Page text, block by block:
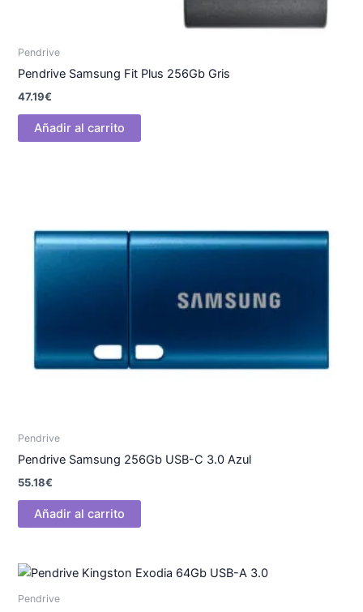
Pendrive
Pendrive Samsung Fit Plus 256Gb Gris
47.19€
Añadir al carrito
Pendrive
Pendrive Samsung 256Gb USB-C 3.0 Azul
55.18€
Añadir al carrito
Pendrive